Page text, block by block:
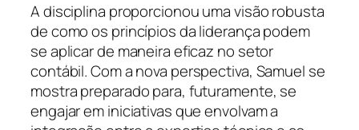
A disciplina proporcionou uma visão robusta
de como os princípios da liderança podem
se aplicar de maneira eficaz no setor
contábil. Com a nova perspectiva, Samuel se
mostra preparado para, futuramente, se
engajar em iniciativas que envolvam a